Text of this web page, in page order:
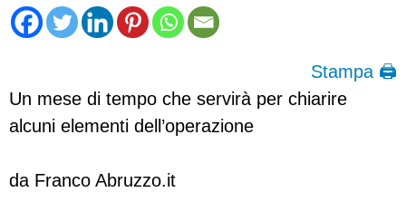
Stampa 🖨
Un mese di tempo che servirà per chiarire
alcuni elementi dell’operazione
da Franco Abruzzo.it